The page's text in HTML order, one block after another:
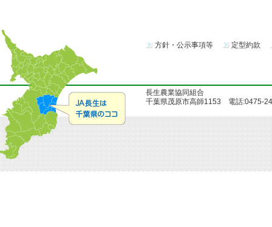
方針・公示事項等 定型約款
長生農業協同組合
千葉県茂原市高師1153 電話:0475-